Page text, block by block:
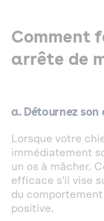
Comment
arrête de
a. Détournez
Lorsque votre
immédiatement
un os à mâcher.
efficace s'il vise
du
positive.